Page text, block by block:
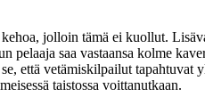
jolloin tämä ei kuollut.
saa vastaansa kolme
että vetämiskilpailut tapahtuvat
taistossa voittanutkaan.